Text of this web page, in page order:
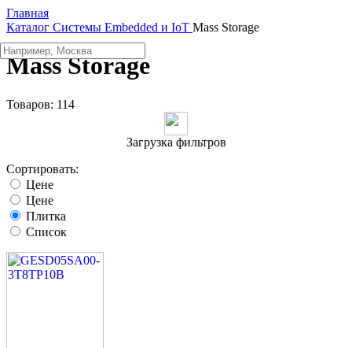
Главная
Каталог Системы Embedded и IoT Mass Storage
Mass Storage
Товаров: 114
Загрузка фильтров
Сортировать:
Цене
Цене
Плитка
Список